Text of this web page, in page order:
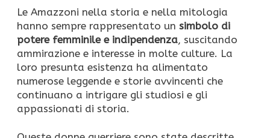
Le Amazzoni nella storia e nella mitologia
hanno sempre rappresentato un simbolo di
potere femminile e indipendenza, suscitando
ammirazione e interesse in molte culture. La
loro presunta esistenza ha alimentato
numerose leggende e storie avvincenti che
continuano a intrigare gli studiosi e gli
appassionati di storia.